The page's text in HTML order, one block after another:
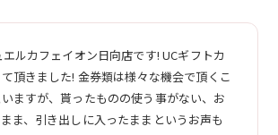
ルカフェイオン日向店です! UCギフトカ
頂きました! 金券類は様々な機会で頂くこ
ますが、貰ったものの使う事がない、お
ま、引き出しに入ったままというお声も